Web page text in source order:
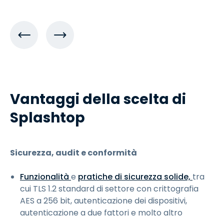
Vantaggi della scelta di
Splashtop
Sicurezza, audit e conformità
Funzionalità e pratiche di sicurezza solide, tra
cui TLS 1.2 standard di settore con crittografia
AES a 256 bit, autenticazione dei dispositivi,
autenticazione a due fattori e molto altro